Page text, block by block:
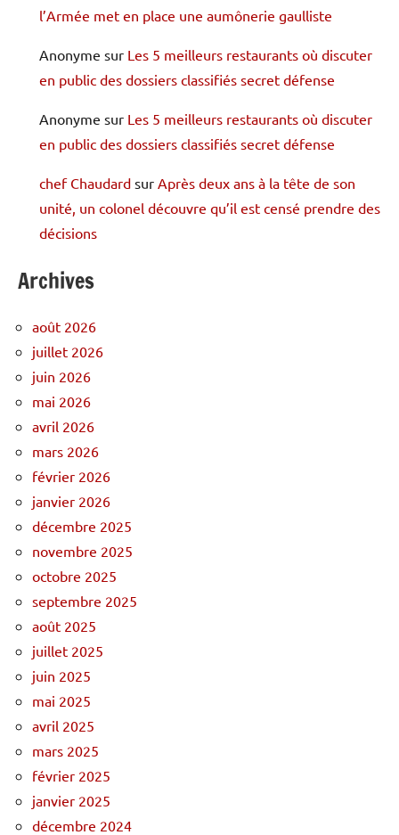
l’Armée met en place une aumônerie gaulliste
Anonyme sur Les 5 meilleurs restaurants où discuter
en public des dossiers classifiés secret défense
Anonyme sur Les 5 meilleurs restaurants où discuter
en public des dossiers classifiés secret défense
chef Chaudard sur Après deux ans à la tête de son
unité, un colonel découvre qu’il est censé prendre des
décisions
Archives
août 2026
juillet 2026
juin 2026
mai 2026
avril 2026
mars 2026
février 2026
janvier 2026
décembre 2025
novembre 2025
octobre 2025
septembre 2025
août 2025
juillet 2025
juin 2025
mai 2025
avril 2025
mars 2025
février 2025
janvier 2025
décembre 2024